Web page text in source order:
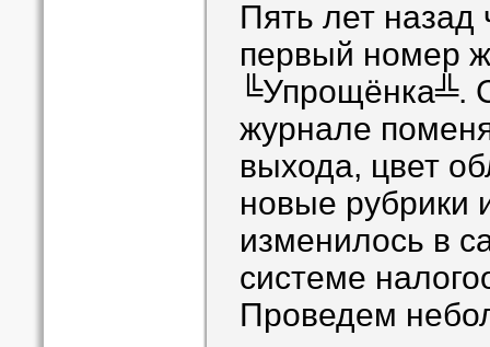
Пять лет назад
первый номер
╚Упрощёнка╩.
журнале
выхода, цвет
новые рубрики
изменилось в
системе
Проведем